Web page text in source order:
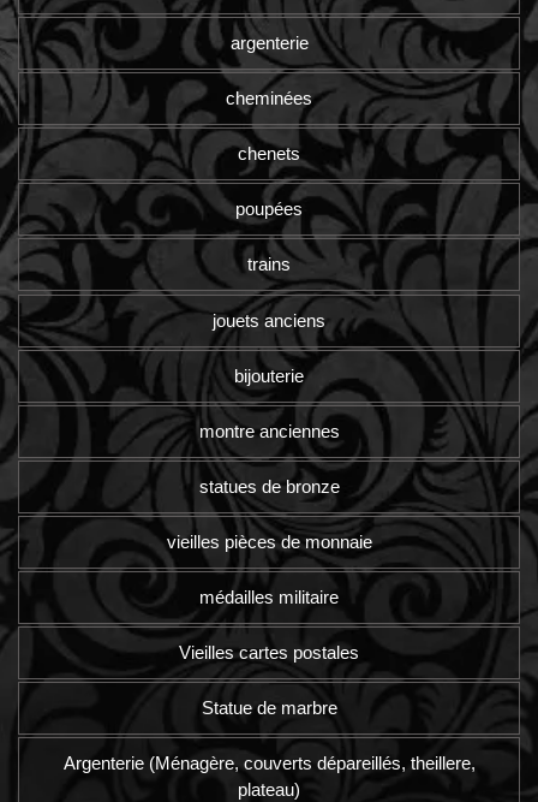
argenterie
cheminées
chenets
poupées
trains
jouets anciens
bijouterie
montre anciennes
statues de bronze
vieilles pièces de monnaie
médailles militaire
Vieilles cartes postales
Statue de marbre
Argenterie (Ménagère, couverts dépareillés, theillere,
plateau)